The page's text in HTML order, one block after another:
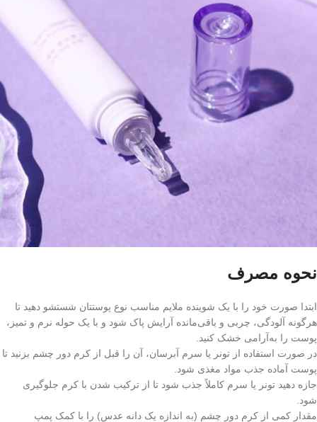
نحوه مصرف
ابتدا صورت خود را با یک شوینده ملایم مناسب نوع پوستتان شستشو دهید تا
هرگونه آلودگی، چربی و باقی‌مانده آرایش پاک شود و با یک حوله نرم و تمیز،
پوست را به‌آرامی خشک کنید.
در صورت استفاده از تونر یا سرم آبرسان، آن را قبل از کرم دور چشم بزنید تا
پوست آماده جذب مواد مغذی شود.
جازه دهید تونر یا سرم کاملاً جذب شود تا از ترکیب شدن با کرم جلوگیری
شود.
مقدار کمی از کرم دور چشم (به اندازه یک دانه عدس) را با کمک پمپ